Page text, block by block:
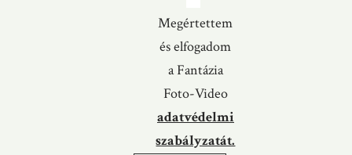
Megértettem
és elfogadom
a Fantázia
Foto-Video
adatvédelmi
szabályzatát.